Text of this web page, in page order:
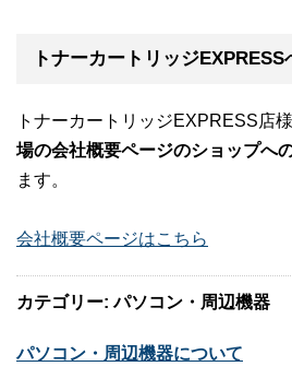
トナーカートリッジ
トナーカートリッジEXPRESS店
場の会社概要ページのショップへ
ます。
会社概要ページはこちら
カテゴリー: パソコン・周辺機器
パソコン・周辺機器について